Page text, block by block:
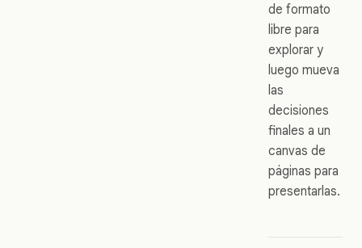
de formato
libre para
explorar y
luego mueva
las
decisiones
finales a un
canvas de
páginas para
presentarlas.